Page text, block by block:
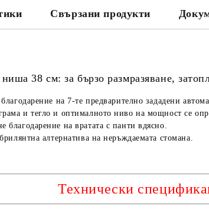
Свързани продукти
38 см: за бързо размразяване,
на 7-те предварително зададени
и тегло и оптималното ниво на мощност се
благодарение на вратата с панти вдясно.
алтернатива на неръждаемата стомана.
Технически